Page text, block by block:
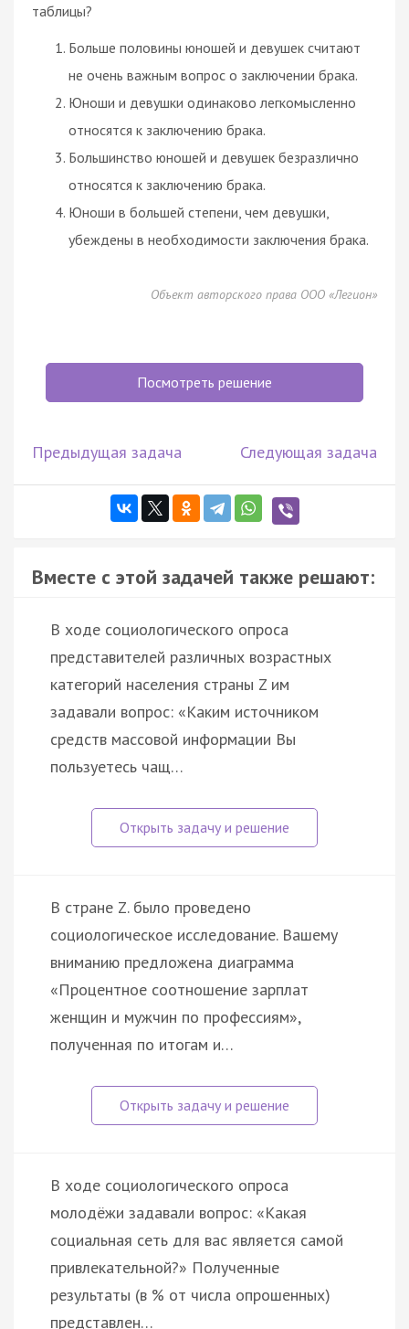
таблицы?
Больше половины юношей и девушек считают
не очень важным вопрос о заключении брака.
Юноши и девушки одинаково легкомысленно
относятся к заключению брака.
Большинство юношей и девушек безразлично
относятся к заключению брака.
Юноши в большей степени, чем девушки,
убеждены в необходимости заключения брака.
Объект авторского права ООО «Легион»
Посмотреть решение
Предыдущая задача Следующая задача
Вместе с этой задачей также решают:
В ходе социологического опроса
представителей различных возрастных
категорий населения страны Z им
задавали вопрос: «Каким источником
средств массовой информации Вы
пользуетесь чащ…
В стране Z. было проведено
социологическое исследование. Вашему
вниманию предложена диаграмма
«Процентное соотношение зарплат
женщин и мужчин по профессиям»,
полученная по итогам и…
В ходе социологического опроса
молодёжи задавали вопрос: «Какая
социальная сеть для вас является самой
привлекательной?» Полученные
результаты (в % от числа опрошенных)
представлен…